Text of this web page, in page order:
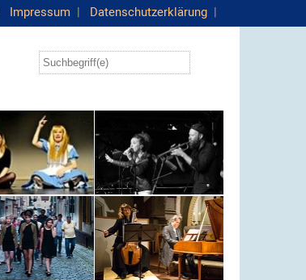
Impressum | Datenschutzerklärung |